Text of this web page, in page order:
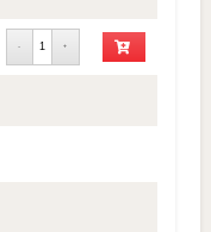
- +